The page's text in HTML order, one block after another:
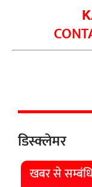
डिस्क्लेमर
खबर से